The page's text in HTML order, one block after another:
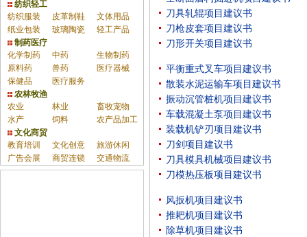
纺织轻工
纺织服装
皮革制鞋
文体用品
纸业包装
玻璃陶瓷
轻工产品
制药医疗
化学制药
中药
生物制药
原料药
兽药
医疗器械
保健品
医疗服务
农林牧渔
农业
林业
畜牧宠物
水产
饲料
农产品加工
文化商贸
教育培训
文化创意
旅游休闲
广告会展
商贸连锁 交通物流
刀具轧辊项目建议书
刀枪皮套项目建议书
刀形开关项目建议书
平衡重式叉车项目建议书
散装水泥运输车项目建议书
振动沉管桩机项目建议书
车载混凝土泵项目建议书
装载机铲刃项目建议书
刀剑项目建议书
刀具模具机械项目建议书
刀模热压板项目建议书
风扳机项目建议书
推耙机项目建议书
除草机项目建议书